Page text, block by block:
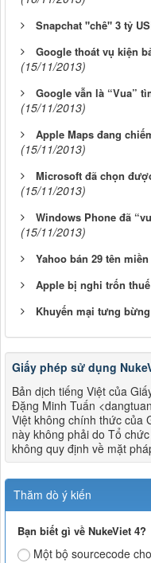
Snapchat "chê" 3 tỷ
Google thoát vụ kiện
(15/11/2013)
Google vẫn là “Vua”
(15/11/2013)
Apple Maps đang
(15/11/2013)
Microsoft đã chọn
(15/11/2013)
Windows Phone đã
(15/11/2013)
Yahoo bán 29 tên
Apple bị nghi trốn
Khuyến mại tưng
Giấy phép sử dụng
Bản dịch tiếng Việt của
Đặng Minh Tuấn
Việt không chính thức của
này không phải do Tổ
không quy định về mặt
Thăm dò ý kiến
Bạn biết gì về NukeViet 4?
Một bộ sourcecode